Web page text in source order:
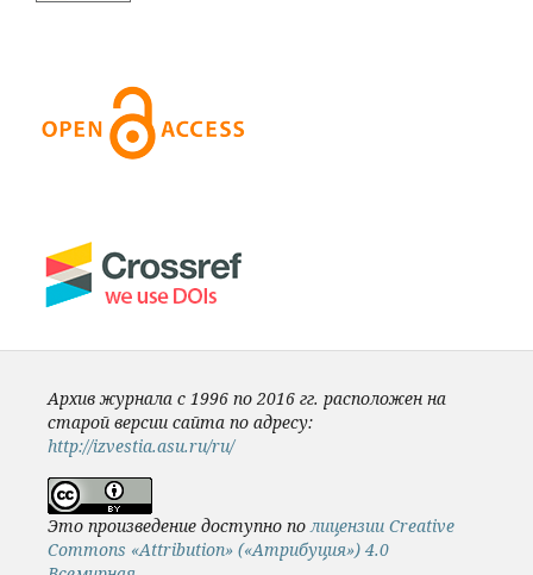
Архив журнала с 1996 по 2016 гг. расположен на
старой версии сайта по адресу:
http://izvestia.asu.ru/ru/
Это произведение доступно полицензии Creative
Commons «Attribution» («Атрибуция») 4.0